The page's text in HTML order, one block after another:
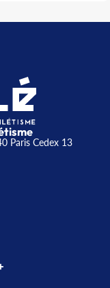
Paris Cedex 13